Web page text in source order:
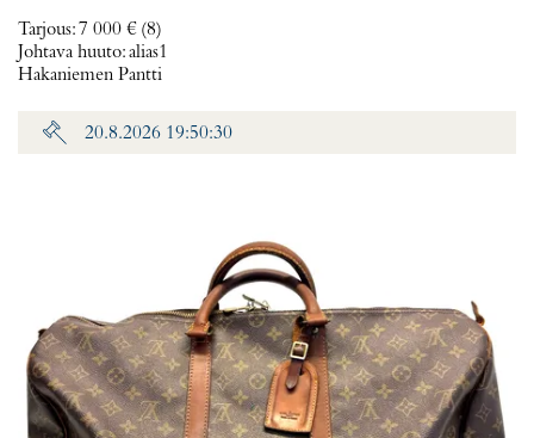
Tarjous:7 000 € (8)
Johtava huuto:alias1
Hakaniemen Pantti
20.8.2026 19:50:30